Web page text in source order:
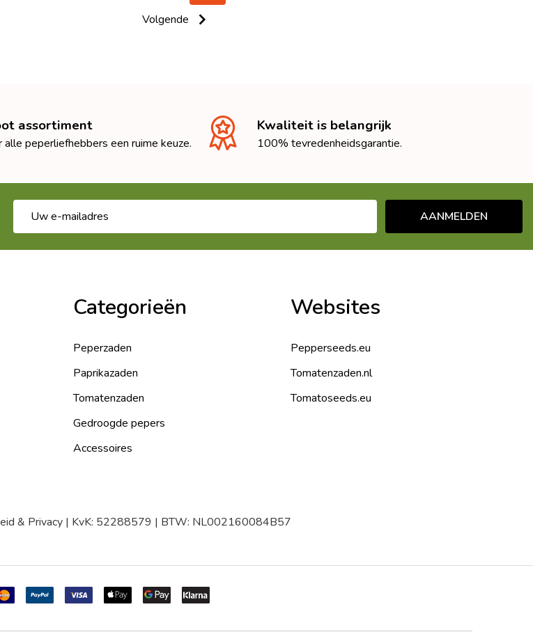
Volgende
assortiment
alle peperliefhebbers een ruime keuze.
Kwaliteit is belangrijk
100% tevredenheidsgarantie.
mailadres
AANMELDEN
Categorieën
Peperzaden
Paprikazaden
Tomatenzaden
Gedroogde pepers
Accessoires
Websites
Pepperseeds.eu
Tomatenzaden.nl
Tomatoseeds.eu
& Privacy| KvK: 52288579 | BTW: NL002160084B57